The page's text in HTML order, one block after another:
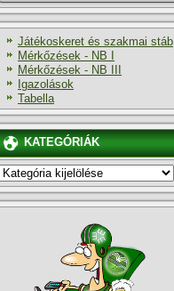
Játékoskeret és szakmai stáb
Mérkőzések - NB I
Mérkőzések - NB III
Igazolások
Tabella
KATEGÓRIÁK
KATEGÓRIÁK